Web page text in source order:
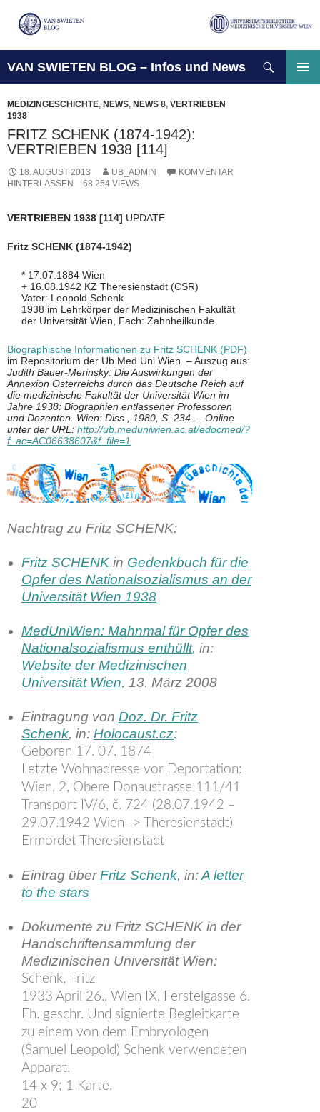
VAN SWIETEN BLOG – Infos und News
SPRINGEN
MEDIZINGESCHICHTE, NEWS, NEWS 8, VERTRIEBEN
1938
FRITZ SCHENK (1874-1942):
VERTRIEBEN 1938 [114]
18. AUGUST 2013 UB_ADMIN
KOMMENTAR
HINTERLASSEN
68.254 VIEWS
VERTRIEBEN 1938 [114] UPDATE
Fritz SCHENK (1874-1942)
* 17.07.1884 Wien
+ 16.08.1942 KZ Theresienstadt (CSR)
Vater: Leopold Schenk
1938 im Lehrkörper der Medizinischen Fakultät
der Universität Wien, Fach: Zahnheilkunde
Biographische Informationen zu Fritz SCHENK (PDF)
im Repositorium der Ub Med Uni Wien. – Auszug aus:
Judith Bauer-Merinsky: Die Auswirkungen der
Annexion Österreichs durch das Deutsche Reich auf
die medizinische Fakultät der Universität Wien im
Jahre 1938: Biographien entlassener Professoren
und Dozenten. Wien: Diss., 1980, S. 234. – Online
unter der URL: http://ub.meduniwien.ac.at/edocmed/?
f_ac=AC06638607&f_file=1
Nachtrag zu Fritz SCHENK:
Fritz SCHENK in Gedenkbuch für die
Opfer des Nationalsozialismus an der
Universität Wien 1938
MedUniWien: Mahnmal für Opfer des
Nationalsozialismus enthüllt, in:
Website der Medizinischen
Universität Wien, 13. März 2008
Eintragung von Doz. Dr. Fritz
Schenk, in: Holocaust.cz:
Geboren 17. 07. 1874
Letzte Wohnadresse vor Deportation:
Wien, 2, Obere Donaustrasse 111/41
Transport IV/6, č. 724 (28.07.1942 –
29.07.1942 Wien -> Theresienstadt)
Ermordet Theresienstadt
Eintrag überFritz Schenk, in:A letter
to the stars
Dokumente zu Fritz SCHENK in der
Handschriftensammlung der
Medizinischen Universität Wien:
Schenk, Fritz
1933 April 26., Wien IX, Ferstelgasse 6.
Eh. geschr. Und signierte Begleitkarte
zu einem von dem Embryologen
(Samuel Leopold) Schenk verwendeten
Apparat.
14 x 9; 1 Karte.
20